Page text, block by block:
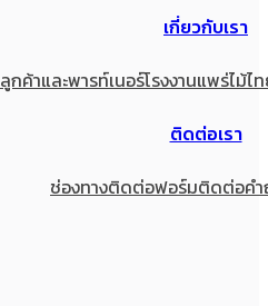
เกี่ยวกับเรา
ลูกค้าและพารท์เนอร์โรงงานแพร่ไม้ไ
ติดต่อเรา
ช่องทางติดต่อฟอร์มติดต่อค